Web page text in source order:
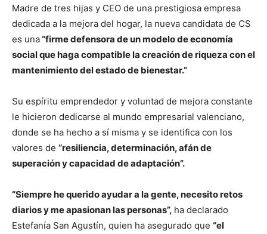
Madre de tres hijas y CEO de una prestigiosa empresa
dedicada a la mejora del hogar, la nueva candidata de CS
es una“firme defensora de un modelo de economía
social que haga compatible la creación de riqueza con el
mantenimiento del estado de bienestar.”
Su espíritu emprendedor y voluntad de mejora constante
le hicieron dedicarse al mundo empresarial valenciano,
donde se ha hecho a sí misma y se identifica con los
valores de “resiliencia, determinación, afán de
superación y capacidad de adaptación”.
“Siempre he querido ayudar a la gente, necesito retos
diarios y me apasionan las personas”, ha declarado
Estefanía San Agustín, quien ha asegurado que “el